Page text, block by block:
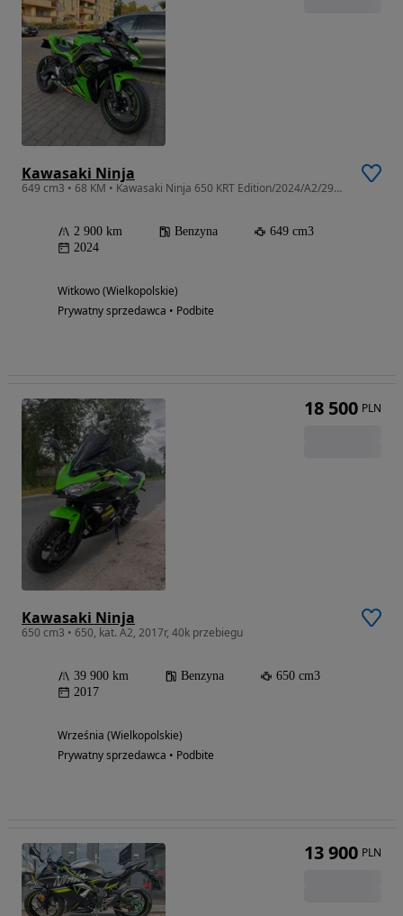
Kawasaki Ninja
649 cm3 • 68 KM • Kawasaki Ninja 650 KRT Edition/2024/A2/2900k
2 900 km Benzyna
649 cm3
2024
Witkowo (Wielkopolskie)
Prywatny sprzedawca • Podbite
Kawasaki Ninja
650 cm3 • 650, kat. A2, 2017r, 40k przebiegu
39 900 km Benzyna
650 cm3
2017
Września (Wielkopolskie)
Prywatny sprzedawca • Podbite
18 500 PLN
13 900 PLN